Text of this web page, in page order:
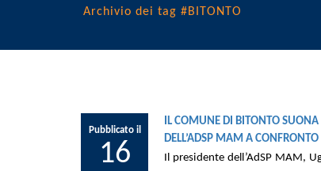
Archivio dei tag #BITONTO
Pubblicato il
16
IL COMUNE DI BITONTO SUONA
DELL’ADSP MAM A
Il presidente dell’AdSP MAM,